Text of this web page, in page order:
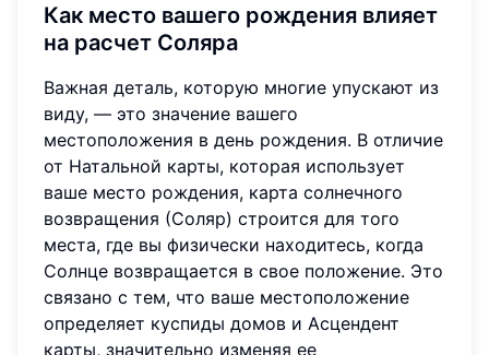
Как место вашего рождения влияет
на расчет Соляра
Важная деталь, которую многие упускают из
виду, — это значение вашего
местоположения в день рождения. В отличие
от Натальной карты, которая использует
ваше место рождения, карта солнечного
возвращения (Соляр) строится для того
места, где вы физически находитесь, когда
Солнце возвращается в свое положение. Это
связано с тем, что ваше местоположение
определяет куспиды домов и Асцендент
карты, значительно изменяя ее